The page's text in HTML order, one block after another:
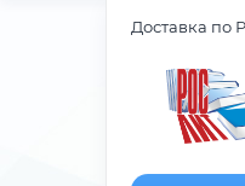
Доставка по